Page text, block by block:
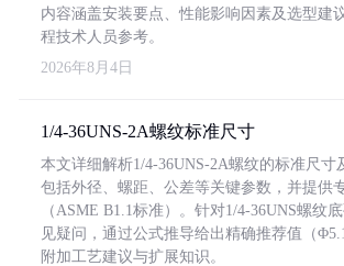
内容涵盖安装要点、性能影响因素及选型建
程技术人员参考。
2026年8月4日
1/4-36UNS-2A螺纹标准尺寸
本文详细解析1/4-36UNS-2A螺纹的标准尺寸
包括外径、螺距、公差等关键参数，并提供
（ASME B1.1标准）。针对1/4-36UNS螺纹
见疑问，通过公式推导给出精确推荐值（
附加工艺建议与扩展知识。